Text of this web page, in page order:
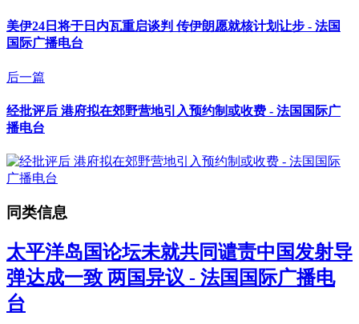
美伊24日将于日内瓦重启谈判 传伊朗愿就核计划让步 - 法国
国际广播电台
后一篇
经批评后 港府拟在郊野营地引入预约制或收费 - 法国国际广
播电台
同类信息
太平洋岛国论坛未就共同谴责中国发射导
弹达成一致 两国异议 - 法国国际广播电
台